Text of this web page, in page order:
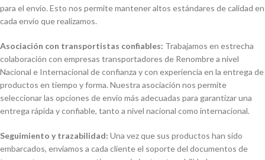
para el envío. Esto nos permite mantener altos estándares de calidad en
cada envío que realizamos.
Asociación con transportistas confiables: Trabajamos en estrecha
colaboración con empresas transportadores de Renombre a nivel
Nacional e Internacional de confianza y con experiencia en la entrega de
productos en tiempo y forma. Nuestra asociación nos permite
seleccionar las opciones de envío más adecuadas para garantizar una
entrega rápida y confiable, tanto a nivel nacional como internacional.
Seguimiento y trazabilidad: Una vez que sus productos han sido
embarcados, enviamos a cada cliente el soporte del documentos de